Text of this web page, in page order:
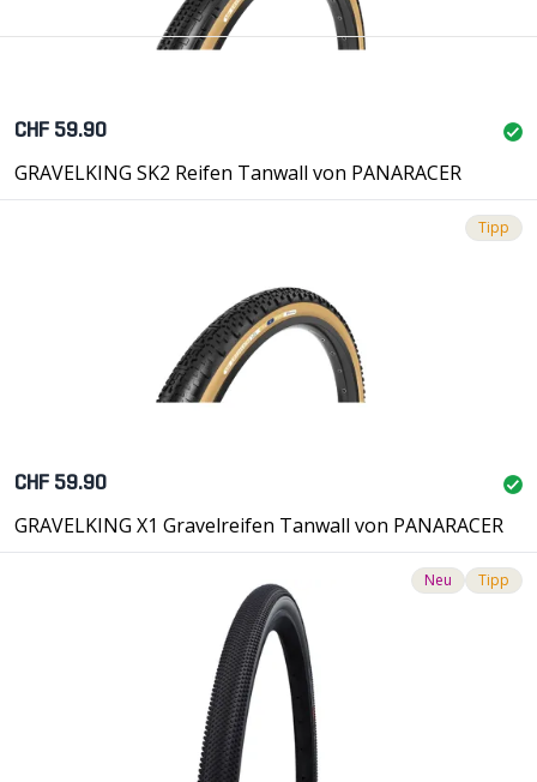
CHF 59.90
GRAVELKING SK2 Reifen Tanwall von PANARACER
Tipp
CHF 59.90
GRAVELKING X1 Gravelreifen Tanwall von PANARACER
Neu Tipp